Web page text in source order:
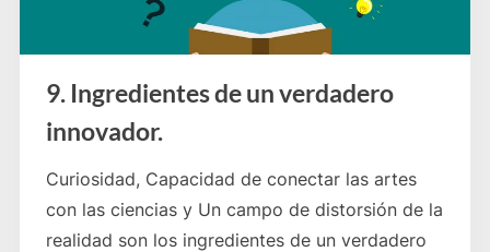
9. Ingredientes de un verdadero
innovador.
Curiosidad, Capacidad de conectar las artes
con las ciencias y Un campo de distorsión de la
realidad son los ingredientes de un verdadero